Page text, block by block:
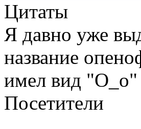
Цитаты
Я давно уже
название
имел вид "О_о"
Посетители